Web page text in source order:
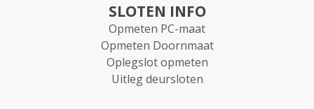
SLOTEN INFO
Opmeten PC-maat
Opmeten Doornmaat
Oplegslot opmeten
Uitleg deursloten